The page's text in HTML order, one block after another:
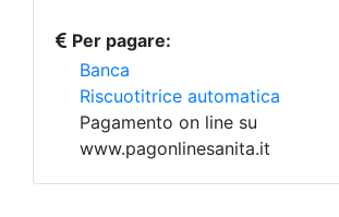
Per pagare:
Banca
Riscuotitrice automatica
Pagamento on line su
www.pagonlinesanita.it